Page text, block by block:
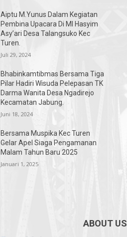
Aiptu M.Yunus Dalam Kegiatan
Pembina Upacara Di MI Hasyim
Asy’ari Desa Talangsuko Kec
Turen.
Juli 29, 2024
Bhabinkamtibmas Bersama Tiga
Pilar Hadiri Wisuda Pelepasan TK
Darma Wanita Desa Ngadirejo
Kecamatan Jabung.
Juni 18, 2024
Bersama Muspika Kec Turen
Gelar Apel Siaga Pengamanan
Malam Tahun Baru 2025
Januari 1, 2025
ABOUT US